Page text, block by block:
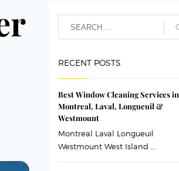
RECENT POSTS
Best Window Cleaning Services in
Montreal, Laval, Longueuil &
Westmount
Montreal Laval Longueuil
Westmount West Island ...